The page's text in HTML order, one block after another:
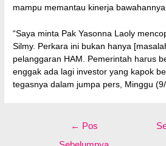
mampu memantau kinerja bawahannya.
“Saya minta Pak Yasonna Laoly
Silmy. Perkara ini bukan hanya
pelanggaran HAM. Pemerintah harus
enggak ada lagi investor yang kapok
tegasnya dalam jumpa pers, Minggu (9/
← Pos